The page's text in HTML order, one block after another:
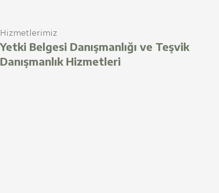
Hizmetlerimiz
Yetki Belgesi Danışmanlığı ve Teşvik
Danışmanlık Hizmetleri